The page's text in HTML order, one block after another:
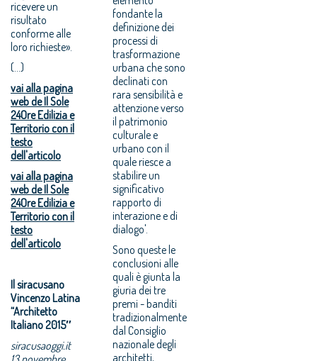
ricevere un
risultato
conforme alle
loro richieste».
(...)
vai alla pagina
web de Il Sole
24Ore Edilizia e
Territorio con il
testo
dell'articolo
vai alla pagina
web de Il Sole
24Ore Edilizia e
Territorio con il
testo
dell'articolo
Il siracusano
Vincenzo Latina
“Architetto
Italiano 2015″
siracusaoggi.it
fondante la
definizione dei
processi di
trasformazione
urbana che sono
declinati con
rara sensibilità e
attenzione verso
il patrimonio
culturale e
urbano con il
quale riesce a
stabilire un
significativo
rapporto di
interazione e di
dialogo'.
Sono queste le
conclusioni alle
quali è giunta la
giuria dei tre
premi - banditi
tradizionalmente
dal Consiglio
nazionale degli
architetti,